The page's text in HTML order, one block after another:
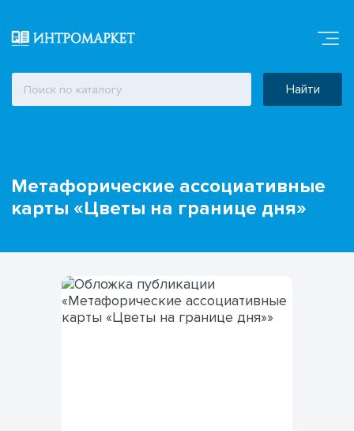
Найти
Метафорические ассоциативные
карты «Цветы на границе дня»